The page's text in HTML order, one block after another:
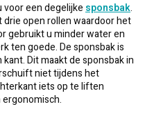
een degelijke sponsbak.
drie open rollen waardoor het
gebruikt u minder water en
ten goede. De sponsbak is
Dit maakt de sponsbak in
niet tijdens het
iets op te liften